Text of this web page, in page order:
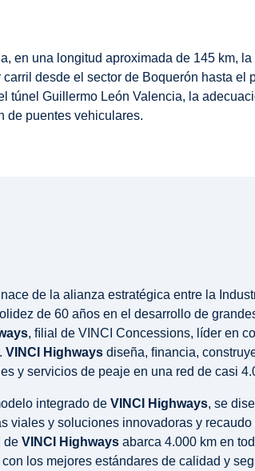
en una longitud aproximada de 145 km,
desde el sector de Boquerón hasta el
Guillermo León Valencia, la
de puentes vehiculares.
de la alianza estratégica entre la
de 60 años en el desarrollo de
, ﬁlial de VINCI Concessions, líder en
VINCI Highways diseña, ﬁnancia,
y servicios de peaje en una red de casi
integrado de VINCI Highways, se
viales y soluciones innovadoras y
de VINCI Highways abarca 4.000 km en
los mejores estándares de calidad y